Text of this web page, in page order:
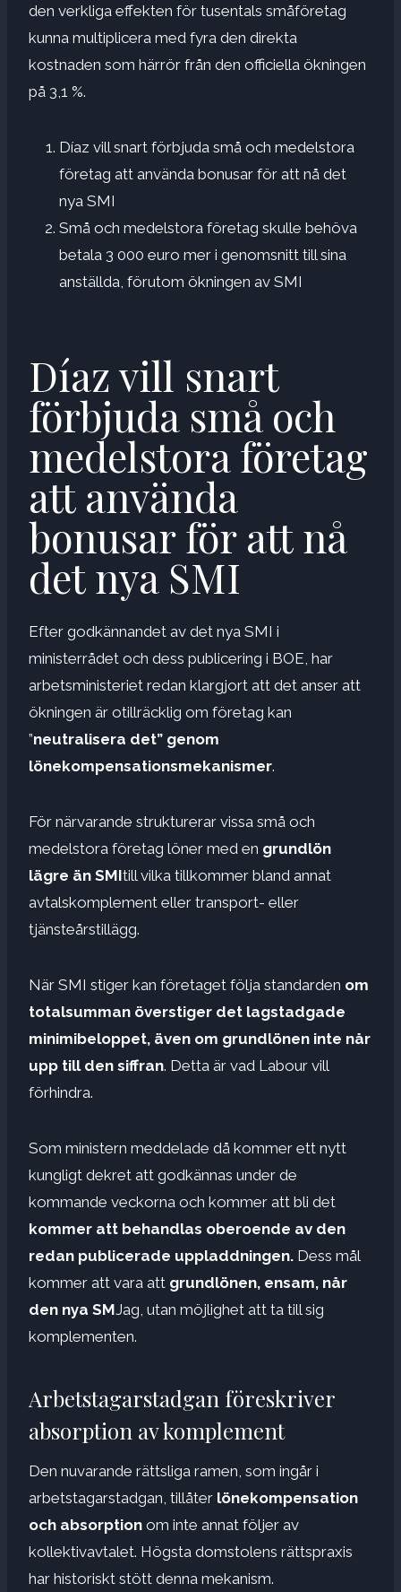
den verkliga effekten för tusentals småföretag
kunna multiplicera med fyra den direkta
kostnaden som härrör från den officiella ökningen
på 3,1 %.
Díaz vill snart förbjuda små och medelstora
företag att använda bonusar för att nå det
nya SMI
Små och medelstora företag skulle behöva
betala 3 000 euro mer i genomsnitt till sina
anställda, förutom ökningen av SMI
Díaz vill snart
förbjuda små och
medelstora företag
att använda
bonusar för att nå
det nya SMI
Efter godkännandet av det nya SMI i
ministerrådet och dess publicering i BOE, har
arbetsministeriet redan klargjort att det anser att
ökningen är otillräcklig om företag kan
”neutralisera det” genom
lönekompensationsmekanismer.
För närvarande strukturerar vissa små och
medelstora företag löner med en grundlön
lägre än SMItill vilka tillkommer bland annat
avtalskomplement eller transport- eller
tjänsteårstillägg.
När SMI stiger kan företaget följa standarden om
totalsumman överstiger det lagstadgade
minimibeloppet, även om grundlönen inte når
upp till den siffran. Detta är vad Labour vill
förhindra.
Som ministern meddelade då kommer ett nytt
kungligt dekret att godkännas under de
kommande veckorna och kommer att bli det
kommer att behandlas oberoende av den
redan publicerade uppladdningen. Dess mål
kommer att vara att grundlönen, ensam, når
den nya SMJag, utan möjlighet att ta till sig
komplementen.
Arbetstagarstadgan föreskriver
absorption av komplement
Den nuvarande rättsliga ramen, som ingår i
arbetstagarstadgan, tillåter lönekompensation
och absorption om inte annat följer av
kollektivavtalet. Högsta domstolens rättspraxis
har historiskt stött denna mekanism.